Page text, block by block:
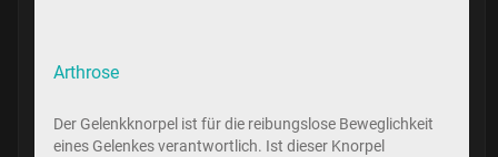
Arthrose
Der Gelenkknorpel ist für die reibungslose Beweglichkeit
eines Gelenkes verantwortlich. Ist dieser Knorpel